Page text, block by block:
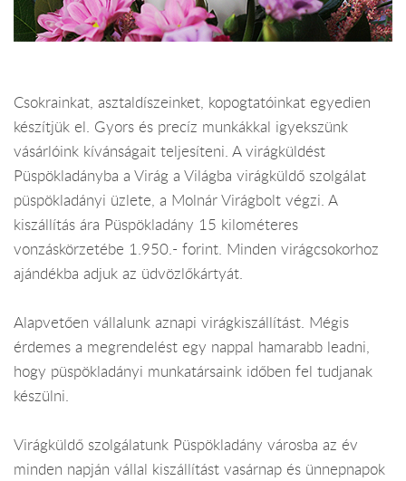
Csokrainkat, asztaldíszeinket, kopogtatóinkat egyedien
készítjük el. Gyors és precíz munkákkal igyekszünk
vásárlóink kívánságait teljesíteni. A virágküldést
Püspökladányba a Virág a Világba virágküldő szolgálat
püspökladányi üzlete, a Molnár Virágbolt végzi. A
kiszállítás ára Püspökladány 15 kilométeres
vonzáskörzetébe 1.950.- forint. Minden virágcsokorhoz
ajándékba adjuk az üdvözlőkártyát.
Alapvetően vállalunk aznapi virágkiszállítást. Mégis
érdemes a megrendelést egy nappal hamarabb leadni,
hogy püspökladányi munkatársaink időben fel tudjanak
készülni.
Virágküldő szolgálatunk Püspökladány városba az év
minden napján vállal kiszállítást vasárnap és ünnepnapok